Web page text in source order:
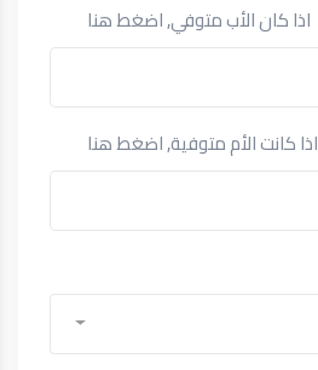
اذا كان الأب متوفي, اضغط هنا
اذا كانت الأم متوفية, اضغط هنا